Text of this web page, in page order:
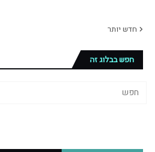
חדש יותר
חפש בבלוג זה